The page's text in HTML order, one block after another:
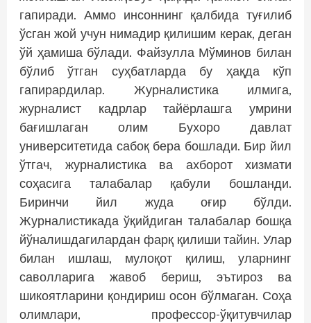
гапиради. Аммо инсоннинг қалбида туғилиб
ўсган жой учун нимадир қилишим керак, деган
ўй ҳамиша бўлади. Файзулла Мўминов билан
бўлиб ўтган суҳбатларда бу ҳақда кўп
гапирардилар. Журналистика илмига,
журналист кадрлар тайёрлашга умрини
бағишлаган олим Бухоро давлат
университетида сабоқ бера бошлади. Бир йил
ўтгач, журналистика ва ахборот хизмати
соҳасига талабалар қабули бошланди.
Биринчи йил жуда оғир бўлди.
Журналистикада ўқийдиган талабалар бошқа
йўналишдагилардан фарқ қилиши тайин. Улар
билан ишлаш, мулоқот қилиш, уларнинг
саволларига жавоб бериш, эътироз ва
шикоятларини қондириш осон бўлмаган. Соҳа
олимлари, профессор-ўқитувчилар